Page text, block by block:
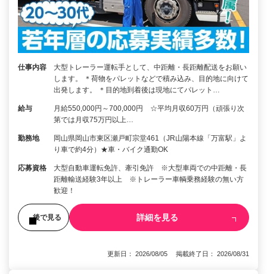
仕事内容
大型トレーラー運転手として、中距離・長距離配送をお願い
します。 ＊荷物をパレットなどで積み込み、目的地に向けて
出発します。 ＊目的地到着後は現地にてパレット…
給与
月給550,000円～700,000円 ☆平均月収60万円（頑張り次
第では月収75万円以上…
勤務地
岡山県岡山市東区瀬戸町宗堂461（JR山陽本線「万富駅」よ
り車で約4分）★車・バイク通勤OK
応募資格
大型自動車運転免許、牽引免許 ※大型車両での中距離・長
距離輸送経験3年以上 ※トレーラー車輌乗務経験の無い方
歓迎！
後で見る 詳細を見る
更新日： 2026/08/05 掲載終了日： 2026/08/31